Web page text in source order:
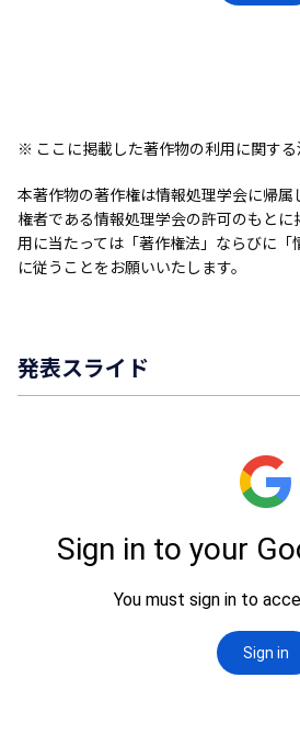
※ ここに掲載した著作物の利用に関する
本著作物の著作権は情報処理学会に帰
権者である情報処理学会の許可のもとに
用に当たっては「著作権法」ならびに「
に従うことをお願いいたします。
発表スライド